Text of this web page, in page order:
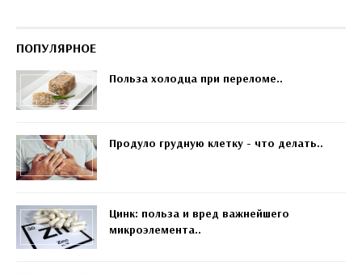
ПОПУЛЯРНОЕ
Польза холодца при переломе..
Продуло грудную клетку - что делать..
Цинк: польза и вред важнейшего
микроэлемента..